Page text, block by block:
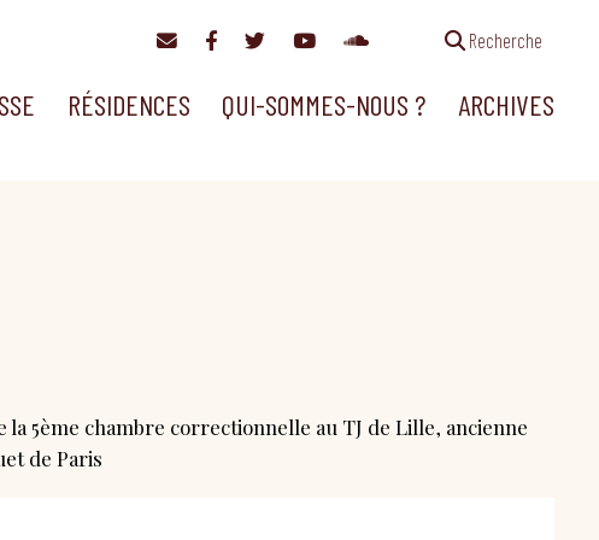
Recherche
RÉSIDENCES QUI-SOMMES-NOUS ? ARCHIVES
5ème chambre correctionnelle au TJ de Lille, ancienne
de Paris